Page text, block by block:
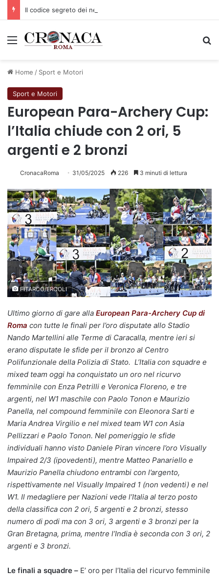
Menu
Home / Sport e Motori
Sport e Motori
European Para-Archery Cup:
l’Italia chiude con 2 ori, 5
argenti e 2 bronzi
CronacaRoma 31/05/2025 226 3 minuti di lettura
FITARCO/ERCOLI
Ultimo giorno di gare alla European Para-Archery Cup di
Roma con tutte le finali per l’oro disputate allo Stadio
Nando Martellini alle Terme di Caracalla, mentre ieri si
erano disputate le sfide per il bronzo al Centro
Polifunzionale della Polizia di Stato. L’Italia con squadre e
mixed team oggi ha conquistato un oro nel ricurvo
femminile con Enza Petrilli e Veronica Floreno, e tre
argenti, nel W1 maschile con Paolo Tonon e Maurizio
Panella, nel compound femminile con Eleonora Sarti e
Maria Andrea Virgilio e nel mixed team W1 con Asia
Pellizzari e Paolo Tonon. Nel pomeriggio le sfide
individuali hanno visto Daniele Piran vincere l’oro Visually
Impaired 2/3 (ipovedenti), mentre Matteo Panariello e
Maurizio Panella chiudono entrambi con l’argento,
rispettivamente nel Visually Impaired 1 (non vedenti) e nel
W1. Il medagliere per Nazioni vede l’Italia al terzo posto
della classifica con 2 ori, 5 argenti e 2 bronzi, stesso
numero di podi ma con 3 ori, 3 argenti e 3 bronzi per la
Gran Bretagna, prima, mentre l’India è seconda con 3 ori, 2
argenti e 3 bronzi.
Le finali a squadre – E’ oro per l’Italia del ricurvo femminile